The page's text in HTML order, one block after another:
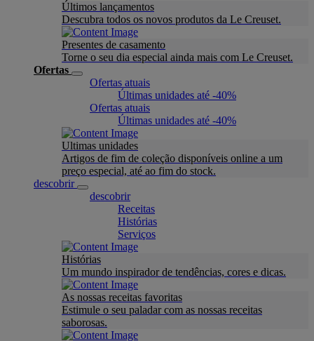
Últimos lançamentos
Descubra todos os novos produtos da Le Creuset.
Presentes de casamento
Torne o seu dia especial ainda mais com Le Creuset.
Ofertas
Ofertas atuais
Últimas unidades até -40%
Ofertas atuais
Últimas unidades até -40%
Ultimas unidades
Artigos de fim de coleção disponíveis online a um
preço especial, até ao fim do stock.
descobrir
descobrir
Receitas
Histórias
Serviços
Histórias
Um mundo inspirador de tendências, cores e dicas.
As nossas receitas favoritas
Estimule o seu paladar com as nossas receitas
saborosas.